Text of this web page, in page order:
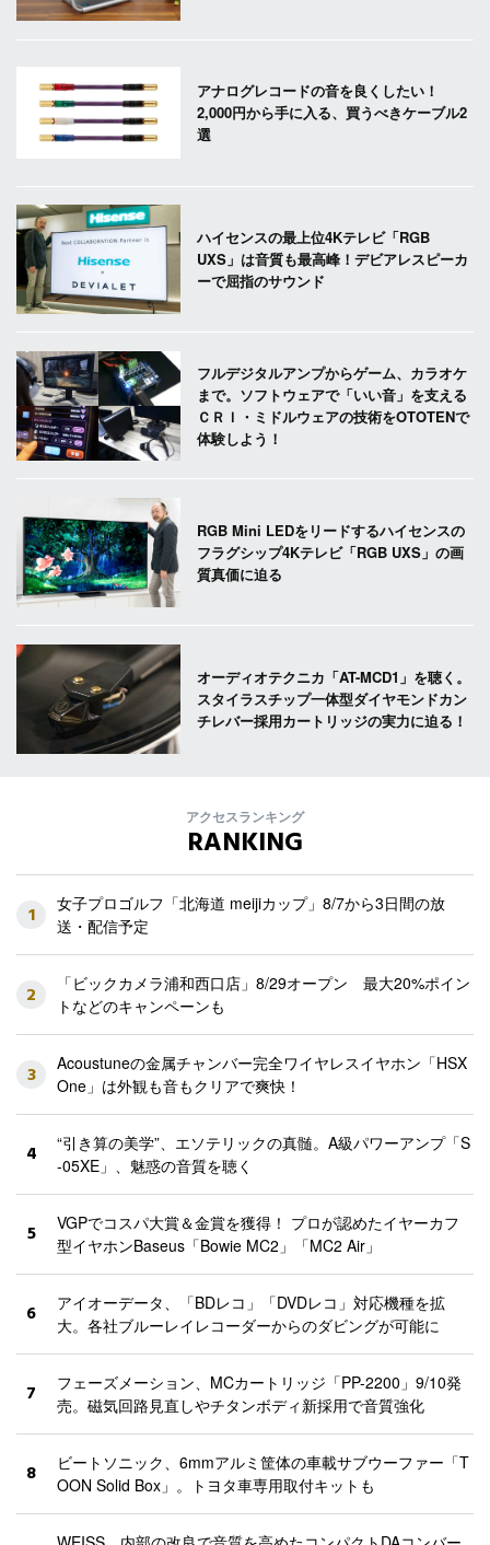
アナログレコードの音を良くしたい！
2,000円から手に入る、買うべきケーブル2
選
ハイセンスの最上位4Kテレビ「RGB
UXS」は音質も最高峰！デビアレスピーカ
ーで屈指のサウンド
フルデジタルアンプからゲーム、カラオケ
まで。ソフトウェアで「いい音」を支える
ＣＲＩ・ミドルウェアの技術をOTOTENで
体験しよう！
RGB Mini LEDをリードするハイセンスの
フラグシップ4Kテレビ「RGB UXS」の画
質真価に迫る
オーディオテクニカ「AT-MCD1」を聴く。
スタイラスチップ一体型ダイヤモンドカン
チレバー採用カートリッジの実力に迫る！
アクセスランキング
RANKING
1
女子プロゴルフ「北海道 meijiカップ」8/7から3日間の放
送・配信予定
2
「ビックカメラ浦和西口店」8/29オープン 最大20%ポイン
トなどのキャンペーンも
3
Acoustuneの金属チャンバー完全ワイヤレスイヤホン「HSX
One」は外観も音もクリアで爽快！
4
“引き算の美学”、エソテリックの真髄。A級パワーアンプ「S
-05XE」、魅惑の音質を聴く
5
VGPでコスパ大賞＆金賞を獲得！ プロが認めたイヤーカフ
型イヤホンBaseus「Bowie MC2」「MC2 Air」
6
アイオーデータ、「BDレコ」「DVDレコ」対応機種を拡
大。各社ブルーレイレコーダーからのダビングが可能に
7
フェーズメーション、MCカートリッジ「PP-2200」9/10発
売。磁気回路見直しやチタンボディ新採用で音質強化
8
ビートソニック、6mmアルミ筐体の車載サブウーファー「T
OON Solid Box」。トヨタ車専用取付キットも